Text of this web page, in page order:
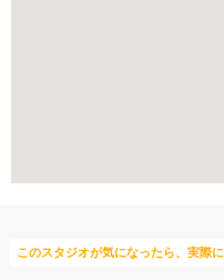
このスタジオが気になったら、実際